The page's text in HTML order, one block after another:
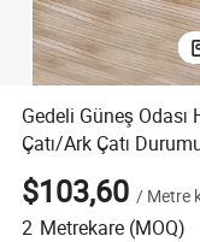
Gedeli Güneş Odası
Çatı/Ark Çatı
Odası Işık Odası
$103,60 / Metre
2 Metrekare (MOQ)